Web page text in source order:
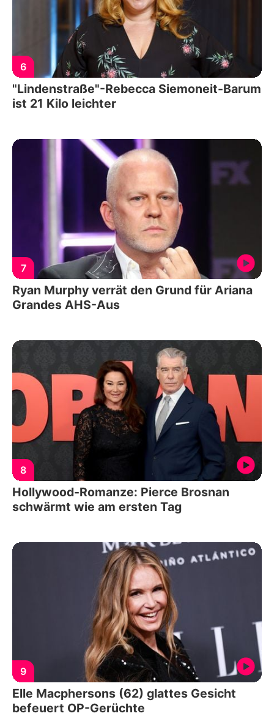
6
"Lindenstraße"-Rebecca Siemoneit-Barum
ist 21 Kilo leichter
7
Ryan Murphy verrät den Grund für Ariana
Grandes AHS-Aus
8
Hollywood-Romanze: Pierce Brosnan
schwärmt wie am ersten Tag
9
Elle Macphersons (62) glattes Gesicht
befeuert OP-Gerüchte